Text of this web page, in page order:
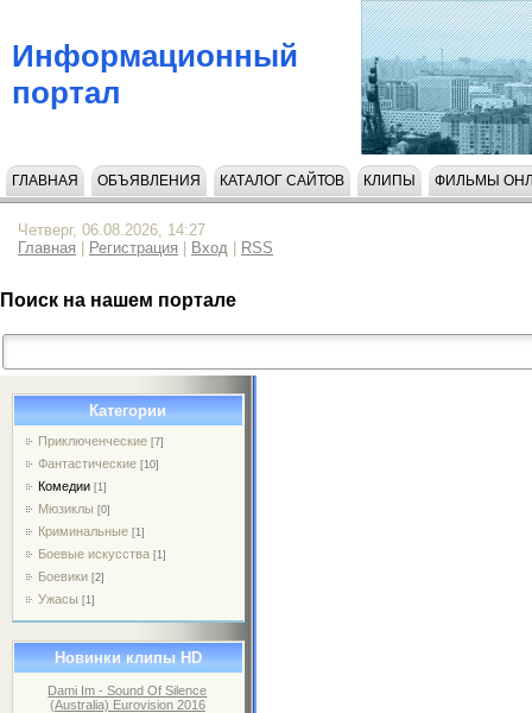
Информационный
портал
ГЛАВНАЯ ОБЪЯВЛЕНИЯ КАТАЛОГ САЙТОВ КЛИПЫ ФИЛЬМЫ
Четверг, 06.08.2026, 14:27
Главная
Регистрация Вход RSS
Поиск на нашем портале
Категории
Приключенческие [7]
Фантастические [10]
Комедии [1]
Мюзиклы [0]
Криминальные [1]
Боевые искусства [1]
Боевики [2]
Ужасы [1]
Новинки клипы HD
Dami Im - Sound Of Silence
(Australia) Eurovision 2016